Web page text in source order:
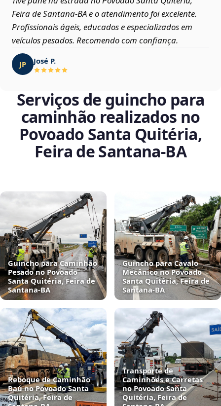
Feira de Santana‑BA e o atendimento foi excelente.
Profissionais ágeis, educados e especializados em
veículos pesados. Recomendo com confiança.
JP José P.
Serviços de guincho para
caminhão realizados no
Povoado Santa Quitéria,
Feira de Santana‑BA
Guincho para Caminhão
Pesado no Povoado
Santa Quitéria, Feira de
Santana‑BA
Guincho para Cavalo
Mecânico no Povoado
Santa Quitéria, Feira de
Santana‑BA
Reboque de Caminhão
Baú no Povoado Santa
Quitéria, Feira de
Transporte de
Caminhões e Carretas
no Povoado Santa
Quitéria, Feira de